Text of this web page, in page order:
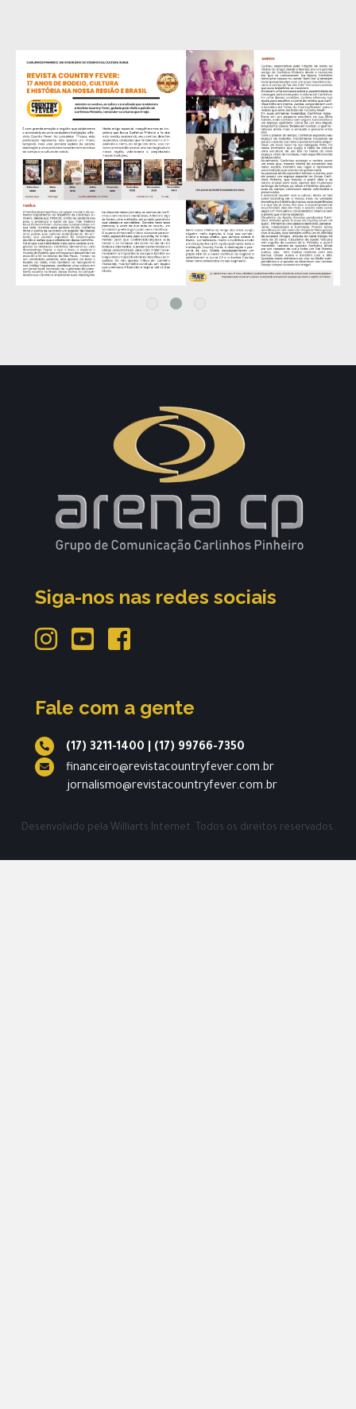
Siga-nos nas redes sociais
Fale com a gente
(17) 3211-1400
(17) 99766-7350
financeiro@revistacountryfever.com.br
jornalismo@revistacountryfever.com.br
Desenvolvido pela Williarts Internet. Todos os direitos reservados.